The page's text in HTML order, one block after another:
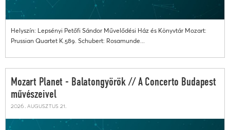
Helyszín: Lepsényi Petőfi Sándor Művelődési Ház és Könyvtár Mozart:
Prussian Quartet K.589. Schubert: Rosamunde...
Mozart Planet - Balatongyörök // A Concerto Budapest
művészeivel
2026. augusztus 21.